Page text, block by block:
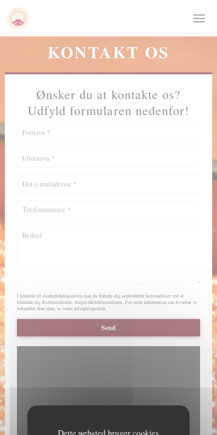
Dette websted bruger cookies
KONTAKT OS
Ønsker du at kontakte os?
Udfyld formularen nedenfor!
I henhold til markedsføringsloven kan du frabede dig uopfordrede henvendelser ved at
tilmelde dig Robinsonlisten: borger.dk/robinsonlisten. For mere information om hvordan vi
behandler dine data, se vores privatlivspolitik.